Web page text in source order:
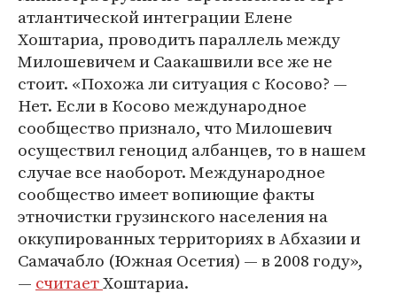
атлантической интеграции Елене
Хоштариа, проводить параллель между
Милошевичем и Саакашвили все же не
стоит. «Похожа ли ситуация с Косово? —
Нет. Если в Косово международное
сообщество признало, что Милошевич
осуществил геноцид албанцев, то в нашем
случае все наоборот. Международное
сообщество имеет вопиющие факты
этночистки грузинского населения на
оккупированных территориях в Абхазии и
Самачабло (Южная Осетия) — в 2008 году»,
— считаетХоштариа.